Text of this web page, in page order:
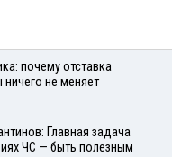
почему отставка
не меняет
Главная задача
ЧС — быть полезным